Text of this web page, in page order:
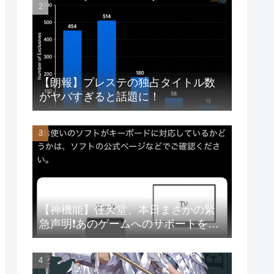
【朗報】プレステの独占タイトル数
がヤバすぎると話題に！
【神機能】任天堂、本日まさかの緊
急声明❗あのゲームへのサポートを徹
底